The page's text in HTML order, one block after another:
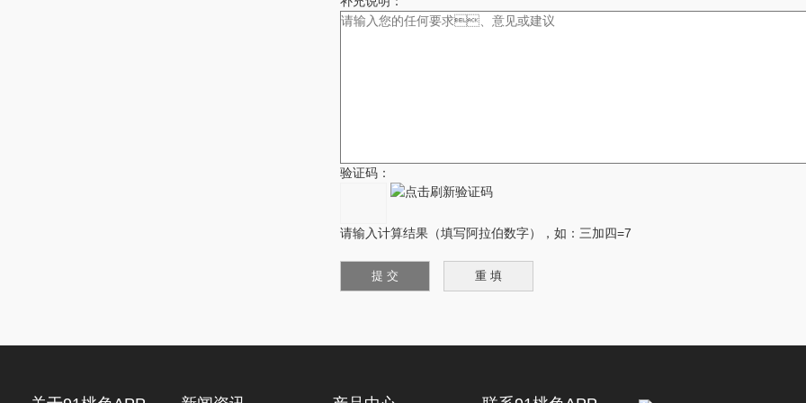
验证码：
请输入计算结果（填写阿拉伯数字），如：三加四=7